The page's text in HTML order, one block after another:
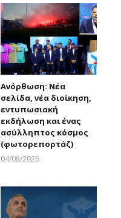
Ανόρθωση: Νέα
σελίδα, νέα διοίκηση,
εντυπωσιακή
εκδήλωση και ένας
ασύλληπτος κόσμος
(φωτορεπορτάζ)
04/08/2026